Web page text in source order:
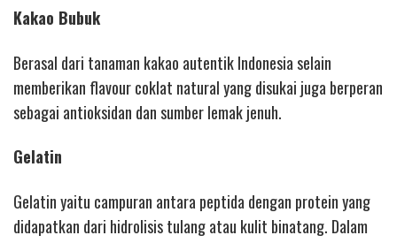
Kakao Bubuk
Berasal dari tanaman kakao autentik Indonesia selain
memberikan flavour coklat natural yang disukai juga berperan
sebagai antioksidan dan sumber lemak jenuh.
Gelatin
Gelatin yaitu campuran antara peptida dengan protein yang
didapatkan dari hidrolisis tulang atau kulit binatang. Dalam